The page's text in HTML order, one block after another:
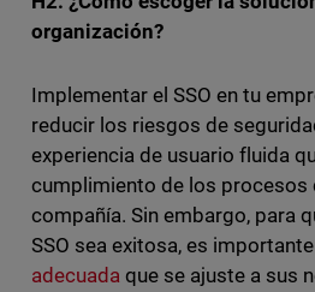
organización?
Implementar el SSO en tu
reducir los riesgos de
experiencia de usuario fluida
cumplimiento de los procesos
compañía. Sin embargo, para
SSO sea exitosa, es
adecuadaque se ajuste a sus